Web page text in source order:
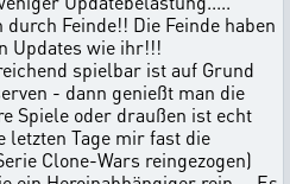
Feinde!! Die Feinde haben
Updates wie ihr!!!
spielbar ist auf Grund
- dann genießt man die
Spiele oder draußen ist echt
letzten Tage mir fast die
Clone-Wars reingezogen)